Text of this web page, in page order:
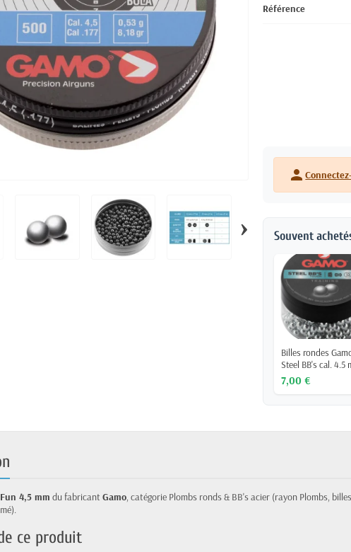
›
Référence
person
Souvent
Billes rondes
Steel BB's cal. 4.5
7,00 €
4,5 mm du fabricant Gamo, catégorie Plombs ronds & BB's acier (rayon Plombs,
ce produit